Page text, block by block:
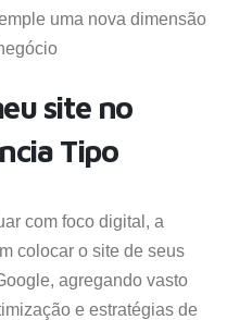
uma nova dimensão
site no
Tipo
com foco digital, a
colocar o site de seus
agregando vasto
e estratégias de